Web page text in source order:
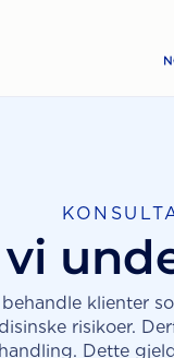
klienter
risikoer.
Dette